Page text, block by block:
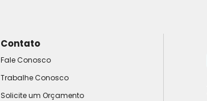
Contato
Fale Conosco
Trabalhe Conosco
Solicite um Orçamento